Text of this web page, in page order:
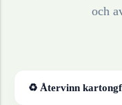
och
♻ Återvinn